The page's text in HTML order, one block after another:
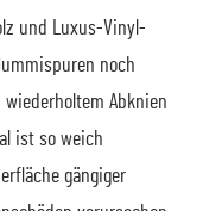
und Luxus-Vinyl-
noch
Abknien
ist so weich
gängiger